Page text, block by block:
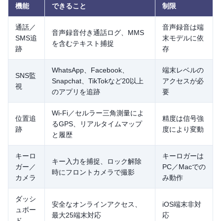
機能 できること 制限
通話／
SMS追
跡
音声録音付き通話ログ、MMS
を含むテキスト捕捉
音声録音は端
末モデルに依
存
SNS監
視
WhatsApp、Facebook、
Snapchat、TikTokなど20以上
のアプリを追跡
端末レベルの
アクセスが必
要
位置追
跡
Wi-Fi／セルラー三角測量によ
るGPS、リアルタイムマップ
と履歴
精度は信号強
度により変動
キーロ
ガー／
カメラ
キー入力を捕捉、ロック解除
時にフロントカメラで撮影
キーロガーは
PC／Macでの
み動作
ダッシ
ュボー
安全なオンラインアクセス、
最大25端末対応
iOS端末非対
応